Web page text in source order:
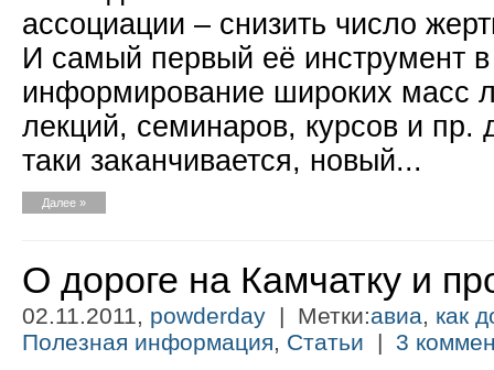
ассоциации – снизить число
И самый первый её инструмент
информирование широких масс
лекций, семинаров, курсов и
таки заканчивается, новый...
Далее »
О дороге на Камчатку и
02.11.2011, powderday | Метки:авиа, как
Полезная информация, Статьи | 3